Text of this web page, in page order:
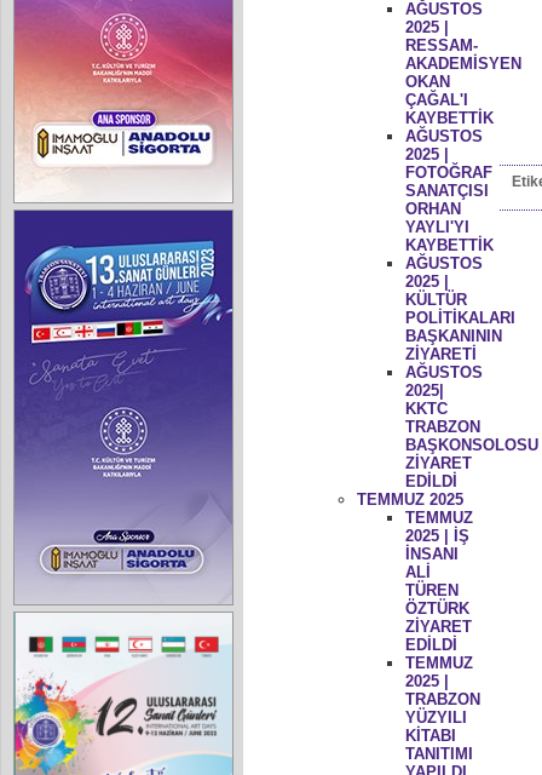
AĞUSTOS
2025 |
RESSAM-
AKADEMİSYEN
OKAN
ÇAĞAL'I
KAYBETTİK
AĞUSTOS
2025 |
FOTOĞRAF
SANATÇISI
ORHAN
YAYLI'YI
KAYBETTİK
AĞUSTOS
2025 |
KÜLTÜR
POLİTİKALARI
BAŞKANININ
ZİYARETİ
AĞUSTOS
2025|
KKTC
TRABZON
BAŞKONSOLOSU
ZİYARET
EDİLDİ
TEMMUZ 2025
TEMMUZ
2025 | İŞ
İNSANI
ALİ
TÜREN
ÖZTÜRK
ZİYARET
EDİLDİ
TEMMUZ
2025 |
TRABZON
YÜZYILI
KİTABI
TANITIMI